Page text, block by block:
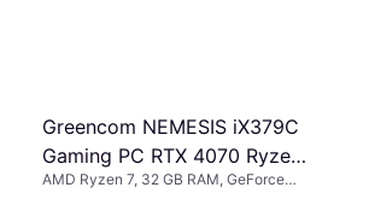
Greencom NEMESIS iX379C
Gaming PC RTX 4070 Ryzen
7 32GB
AMD Ryzen 7, 32 GB RAM, GeForce